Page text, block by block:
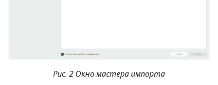
Рис. 2 Окно мастера импорта